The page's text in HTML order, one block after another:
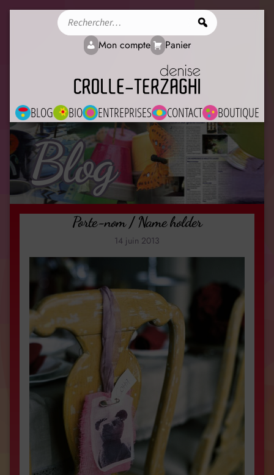
BLOG BIO ENTREPRISES CONTACT BOUTIQUE
Mon compte Panier
Blog
Porte-nom / Name holder
14 juin 2013